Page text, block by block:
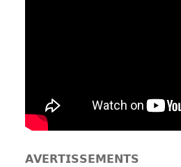
𝗔𝗩𝗘𝗥𝗧𝗜𝗦𝗦𝗘𝗠𝗘𝗡𝗧𝗦